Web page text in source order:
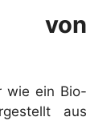
von
wie ein Bio-
aus